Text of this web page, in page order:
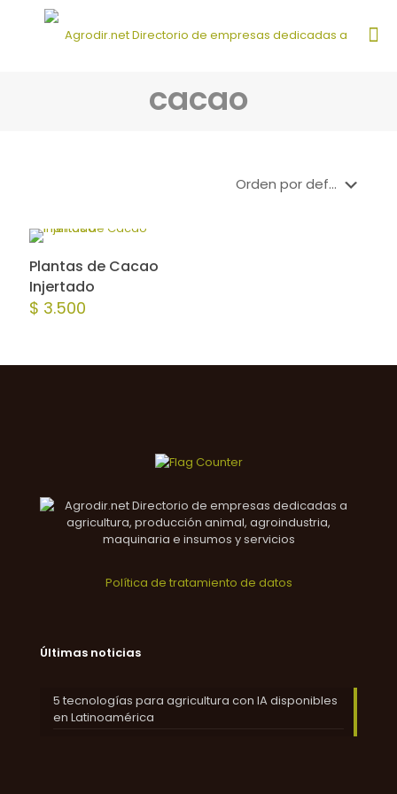
cacao
Plantas de Cacao
Injertado
$ 3.500
Política de tratamiento de datos
Últimas noticias
5 tecnologías para agricultura con IA disponibles
en Latinoamérica